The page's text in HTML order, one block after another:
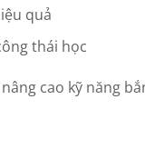
quả
thái học
cao kỹ năng